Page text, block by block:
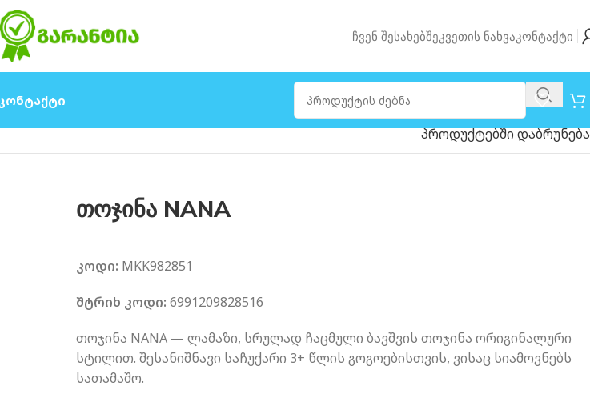
Ჩვენ ᲨესახებᲨეკვეთის ᲜახვაᲙონტაქტი
Კონტაქტი
პროდუქტებში დაბრუნება
თოჯინა NANA
კოდი: MKK982851
შტრიხ კოდი: 6991209828516
თოჯინა NANA — ლამაზი, სრულად ჩაცმული ბავშვის თოჯინა ორიგინალური
სტილით. შესანიშნავი საჩუქარი 3+ წლის გოგოებისთვის, ვისაც სიამოვნებს
სათამაშო.